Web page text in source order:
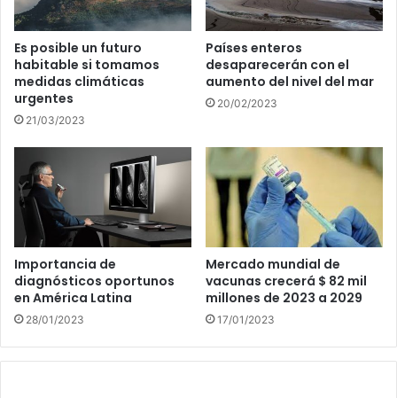
Es posible un futuro
habitable si tomamos
medidas climáticas
urgentes
21/03/2023
Países enteros
desaparecerán con el
aumento del nivel del mar
20/02/2023
Importancia de
diagnósticos oportunos
en América Latina
28/01/2023
Mercado mundial de
vacunas crecerá $ 82 mil
millones de 2023 a 2029
17/01/2023